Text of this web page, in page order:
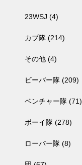
23WSJ (4)
カブ隊 (214)
その他 (4)
ビーバー隊 (209)
ベンチャー隊 (71)
ボーイ隊 (278)
ローバー隊 (8)